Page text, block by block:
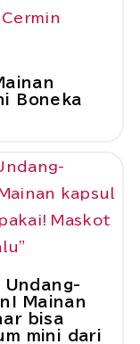
Boneka
Undang-
Mainan
bisa
mini dari